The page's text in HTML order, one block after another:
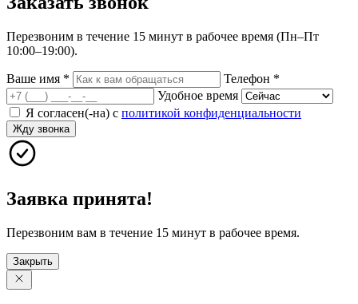
Перезвоним в течение 15 минут в рабочее время (Пн–Пт
10:00–19:00).
Ваше имя * Телефон *
Удобное время
Я согласен(-на) с политикой конфиденциальности
Жду звонка
Заявка принята!
Перезвоним вам в течение 15 минут в рабочее время.
Закрыть